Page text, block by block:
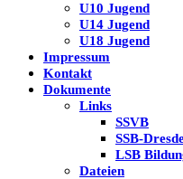
U10 Jugend
U14 Jugend
U18 Jugend
Impressum
Kontakt
Dokumente
Links
SSVB
SSB-
LSB
Dateien